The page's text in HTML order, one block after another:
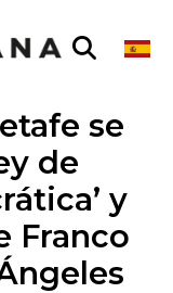
se
de
y
Franco